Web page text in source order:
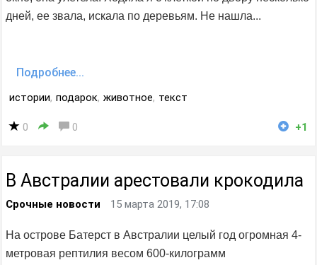
дней, ее звала, искала по деревьям. Не нашла...
Подробнее...
истории, подарок, животное, текст
0 0 +1
В Австралии арестовали крокодила
Срочные новости 15 марта 2019, 17:08
На острове Батерст в Австралии целый год огромная 4-
метровая рептилия весом 600-килограмм